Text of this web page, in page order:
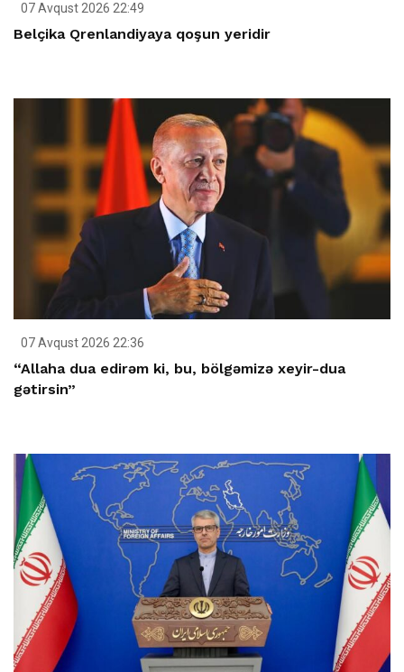
07 Avqust 2026 22:49
Belçika Qrenlandiyaya qoşun yeridir
07 Avqust 2026 22:36
“Allaha dua edirəm ki, bu, bölgəmizə xeyir-dua
gətirsin”